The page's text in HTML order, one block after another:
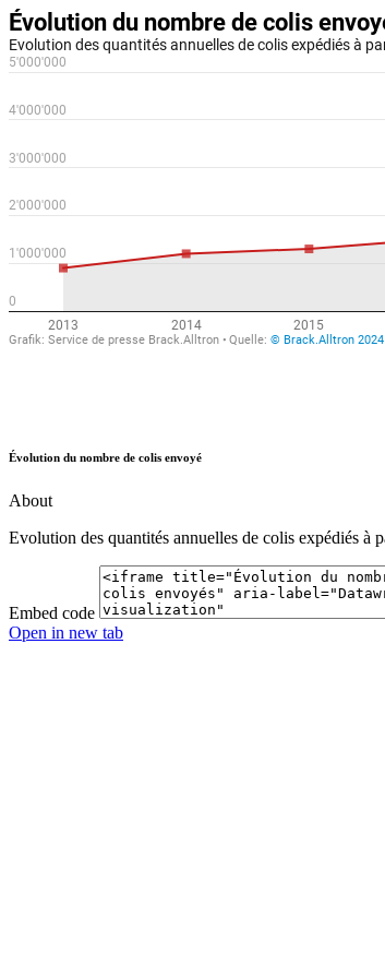
Évolution du nombre de colis envoyé
About
Evolution des quantités annuelles de colis expédiés
Embed code
Open in new tab